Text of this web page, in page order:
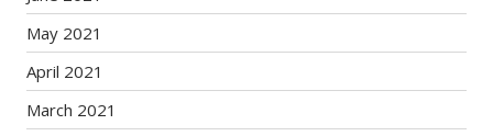
May 2021
April 2021
March 2021